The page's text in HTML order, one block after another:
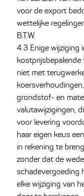
voor de export
wettelijke
B.T.W.
4.3 Enige wijziging
kostprijsbepalende
niet met
grondstof- en
valutawijzigingen,
voor levering
haar eigen keus
in rekening te
zonder dat de
schadevergoeding
elke wijziging van